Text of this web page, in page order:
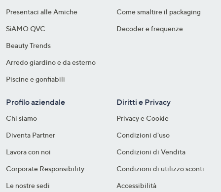
Presentaci alle Amiche
SìAMO QVC
Beauty Trends
Arredo giardino e da esterno
Piscine e gonfiabili
Come smaltire il packaging​
Decoder e frequenze​
Profilo aziendale
Chi siamo
Diventa Partner
Lavora con noi
Corporate Responsibility
Le nostre sedi
Diritti e Privacy
Privacy e Cookie
Condizioni d'uso
Condizioni di Vendita
Condizioni di utilizzo sconti
Accessibilità